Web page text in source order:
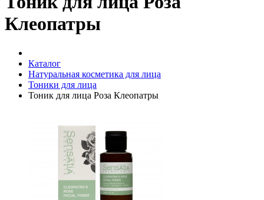
Клеопатры
Каталог
Натуральная косметика для лица
Тоники для лица
Тоник для лица Роза Клеопатры